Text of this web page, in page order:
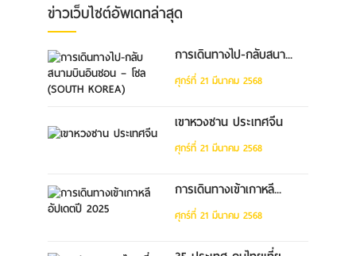
ข่าวเว็บไซต์อัพเดทล่าสุด
การเดินทางไป-กลับสนา...
ศุกร์ที่ 21 มีนาคม 2568
เขาหวงซาน ประเทศจีน
ศุกร์ที่ 21 มีนาคม 2568
การเดินทางเข้าเกาหลี...
ศุกร์ที่ 21 มีนาคม 2568